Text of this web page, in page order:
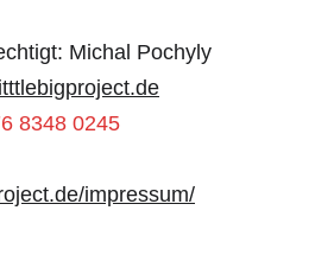
Michal Pochyly
8348 0245
impressum/